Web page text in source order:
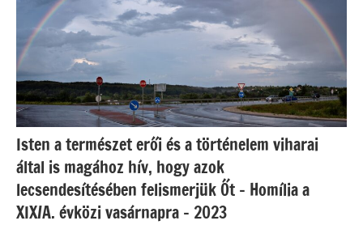
Isten a természet erői és a történelem viharai
által is magához hív, hogy azok
lecsendesítésében felismerjük Őt – Homília a
XIX/A. évközi vasárnapra – 2023